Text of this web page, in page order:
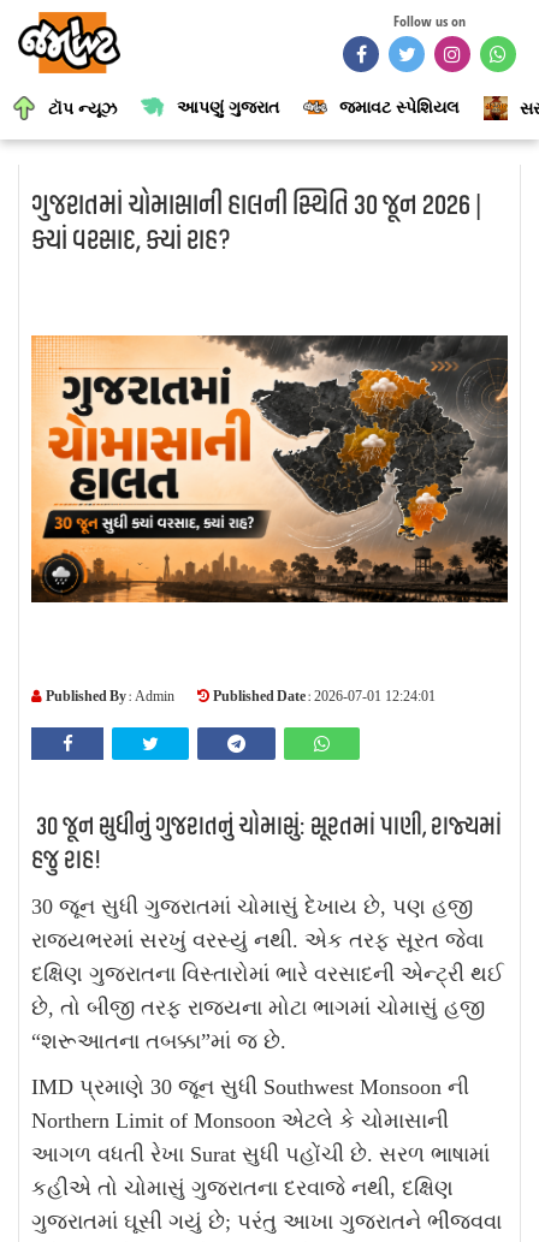
Follow us on
ટૉપ ન્યૂઝ આપણું ગુજરાત જમાવટ સ્પેશિયલ
ગુજરાતમાં ચોમાસાની હાલની સ્થિતિ 30 જૂન 2026 |
ક્યાં વરસાદ, ક્યાં રાહ?
Published By : Admin Published Date : 2026-07-01 12:24:01
30 જૂન સુધીનું ગુજરાતનું ચોમાસું: સૂરતમાં પાણી, રાજ્યમાં
હજુ રાહ!
30 જૂન સુધી ગુજરાતમાં ચોમાસું દેખાય છે, પણ હજી
રાજ્યભરમાં સરખું વરસ્યું નથી. એક તરફ સૂરત જેવા
દક્ષિણ ગુજરાતના વિસ્તારોમાં ભારે વરસાદની એન્ટ્રી થઈ
છે, તો બીજી તરફ રાજ્યના મોટા ભાગમાં ચોમાસું હજી
“શરૂઆતના તબક્કા”માં જ છે.
IMD પ્રમાણે 30 જૂન સુધી Southwest Monsoon ની
Northern Limit of Monsoon એટલે કે ચોમાસાની
આગળ વધતી રેખા Surat સુધી પહોંચી છે. સરળ ભાષામાં
કહીએ તો ચોમાસું ગુજરાતના દરવાજે નથી, દક્ષિણ
ગુજરાતમાં ઘૂસી ગયું છે; પરંતુ આખા ગુજરાતને ભીંજવવા